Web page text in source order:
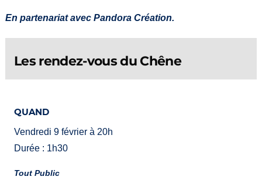
En partenariat avec Pandora Création.
Les rendez-vous du Chêne
QUAND
Vendredi 9 février à 20h
Durée : 1h30
Tout Public